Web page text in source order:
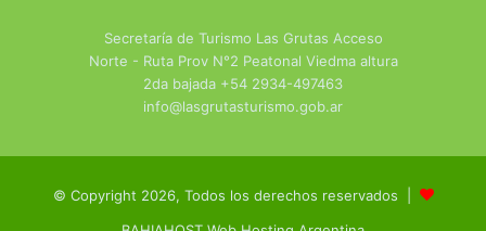
Secretaría de Turismo Las Grutas Acceso
Norte - Ruta Prov N°2 Peatonal Viedma altura
2da bajada +54 2934-497463
info@lasgrutasturismo.gob.ar
© Copyright 2026, Todos los derechos reservados |